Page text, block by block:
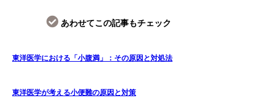
あわせてこの記事もチェック
東洋医学における「小腹満」：その原因と対処法
東洋医学が考える小便難の原因と対策